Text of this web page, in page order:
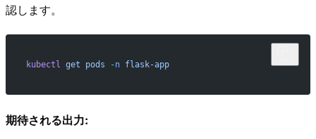
認します。
kubectl get pods -n flask-app
期待される出力: